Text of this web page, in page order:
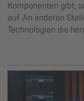
Komponenten gibt,
auf. An anderen
Technologien die